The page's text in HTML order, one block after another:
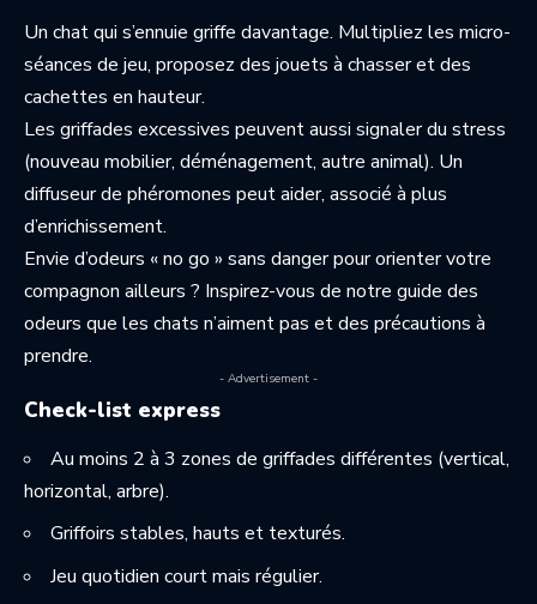
Un chat qui s’ennuie griffe davantage. Multipliez les micro-
séances de jeu, proposez des jouets à chasser et des
cachettes en hauteur.
Les griffades excessives peuvent aussi signaler du stress
(nouveau mobilier, déménagement, autre animal). Un
diffuseur de phéromones peut aider, associé à plus
d’enrichissement.
Envie d’odeurs « no go » sans danger pour orienter votre
compagnon ailleurs ? Inspirez-vous de notre guide des
odeurs que les chats n’aiment pas et des précautions à
prendre.
- Advertisement -
Check-list express
Au moins 2 à 3 zones de griffades différentes (vertical,
horizontal, arbre).
Griffoirs stables, hauts et texturés.
Jeu quotidien court mais régulier.